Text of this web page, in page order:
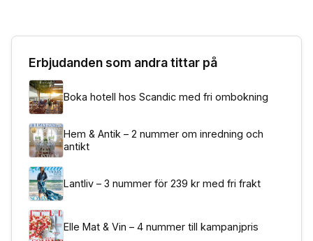
Erbjudanden som andra tittar på
Boka hotell hos Scandic med fri ombokning
Hem & Antik – 2 nummer om inredning och
antikt
Lantliv – 3 nummer för 239 kr med fri frakt
Elle Mat & Vin – 4 nummer till kampanjpris